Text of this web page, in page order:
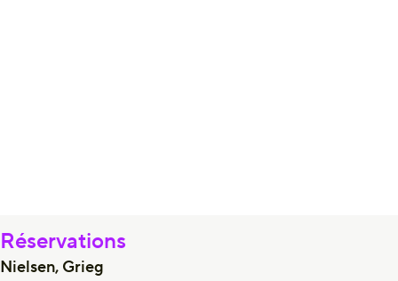
Réservations
Nielsen, Grieg